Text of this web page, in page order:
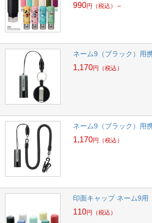
990円 （税込）～
ネーム9（ブラック）用
1,170円 （税込）
ネーム9（ブラック）用
1,170円 （税込）
印面キャップ ネーム9用
110円 （税込）